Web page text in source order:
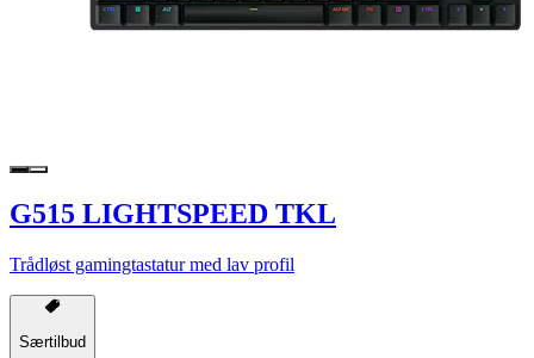
G515 LIGHTSPEED TKL
Trådløst gamingtastatur med lav profil
Særtilbud